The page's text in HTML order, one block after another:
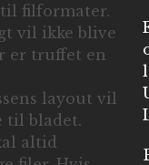
filformater.
vil ikke blive
er truffet en
layout vil
til bladet.
altid